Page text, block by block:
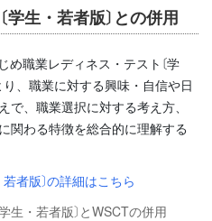
生・若者版〕との併用
職業レディネス・テスト〔学
、職業に対する興味・自信や日
、職業選択に対する考え方、
関わる特徴を総合的に理解する
者版〕の詳細はこちら
生・若者版〕とWSCTの併用